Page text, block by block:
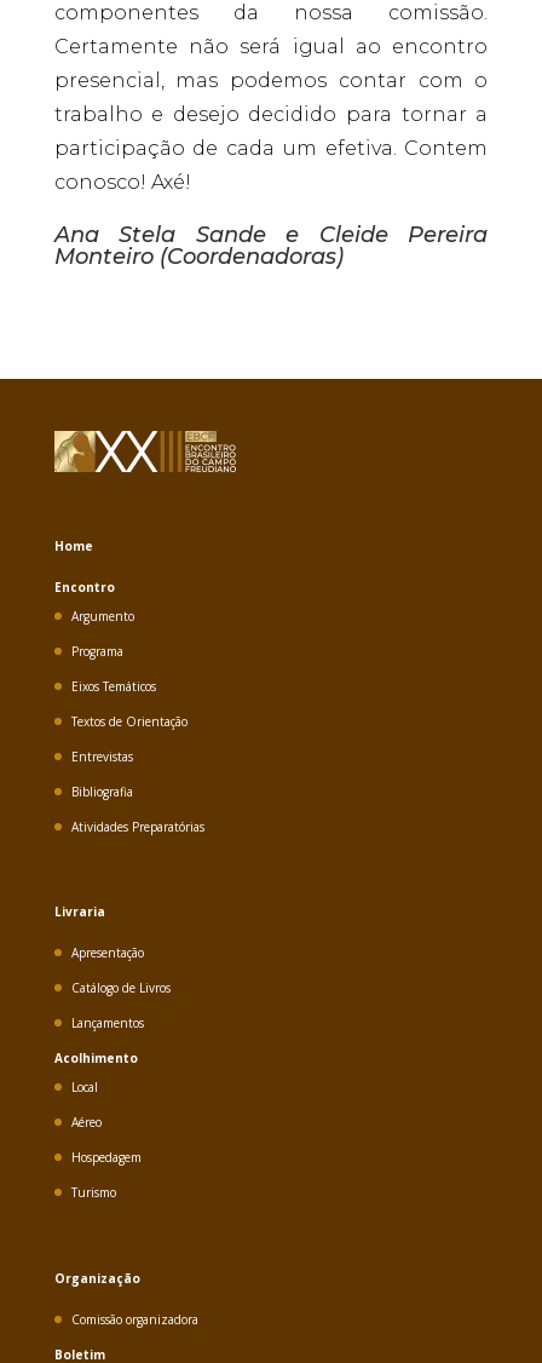
componentes da nossa comissão.
Certamente não será igual ao encontro
presencial, mas podemos contar com o
trabalho e desejo decidido para tornar a
participação de cada um efetiva. Contem
conosco! Axé!
Ana Stela Sande e Cleide Pereira
Monteiro (Coordenadoras)
Home
Encontro
Argumento
Programa
Eixos Temáticos
Textos de Orientação
Entrevistas
Bibliografia
Atividades Preparatórias
Livraria
Apresentação
Catálogo de Livros
Lançamentos
Acolhimento
Local
Aéreo
Hospedagem
Turismo
Organização
Comissão organizadora
Boletim